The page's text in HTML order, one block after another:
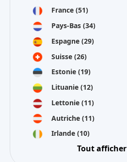
France (51)
Pays-Bas (34)
Espagne (29)
Suisse (26)
Estonie (19)
Lituanie (12)
Lettonie (11)
Autriche (11)
Irlande (10)
Tout afficher